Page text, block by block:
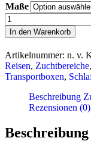
Maße
Vetbed
Weiss
Menge
In den Warenkorb
Artikelnummer: n. v.
Reisen, Zuchtbereiche,
Transportboxen,
Beschreibung
Rezensionen (0)
Beschreibung